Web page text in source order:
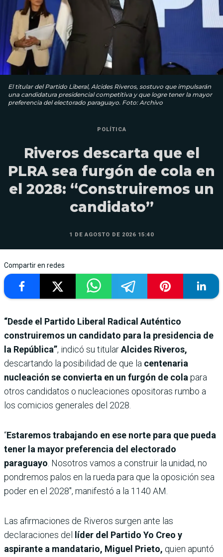
El titular del Partido Liberal, Alcides Riveros, sostuvo que impulsarán
una candidatura presidencial competitiva y que logre tener la mayor
preferencia del electorado paraguayo. Foto: Archivo
POLÍTICA
Riveros descarta que el
PLRA sea furgón de cola en
el 2028: “Construiremos un
candidato”
1 DE AGOSTO DE 2026 15:40
Compartir en redes
“Desde el Partido Liberal Radical Auténtico
construiremos un candidato para la presidencia de
la República”, indicó su titularAlcides Riveros,
descartando la posibilidad de que la centenaria
nucleación se convierta en un furgón de colapara
otros candidatos o nucleaciones opositoras rumbo a
los comicios generales del 2028.
“Estaremos trabajando en ese norte para que pueda
tener la mayor preferencia del electorado
paraguayo. Nosotros vamos a construir la unidad, no
pondremos palos en la rueda para que la oposición sea
poder en el 2028″, manifestó a la 1140 AM.
Las afirmaciones de Riveros surgen ante las
declaraciones del
líder del Partido Yo Creo y
aspirante a mandatario, Miguel Prieto, quien apuntó